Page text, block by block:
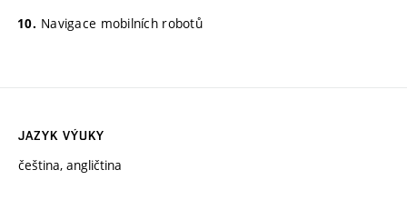
Navigace mobilních robotů
JAZYK VÝUKY
čeština, angličtina